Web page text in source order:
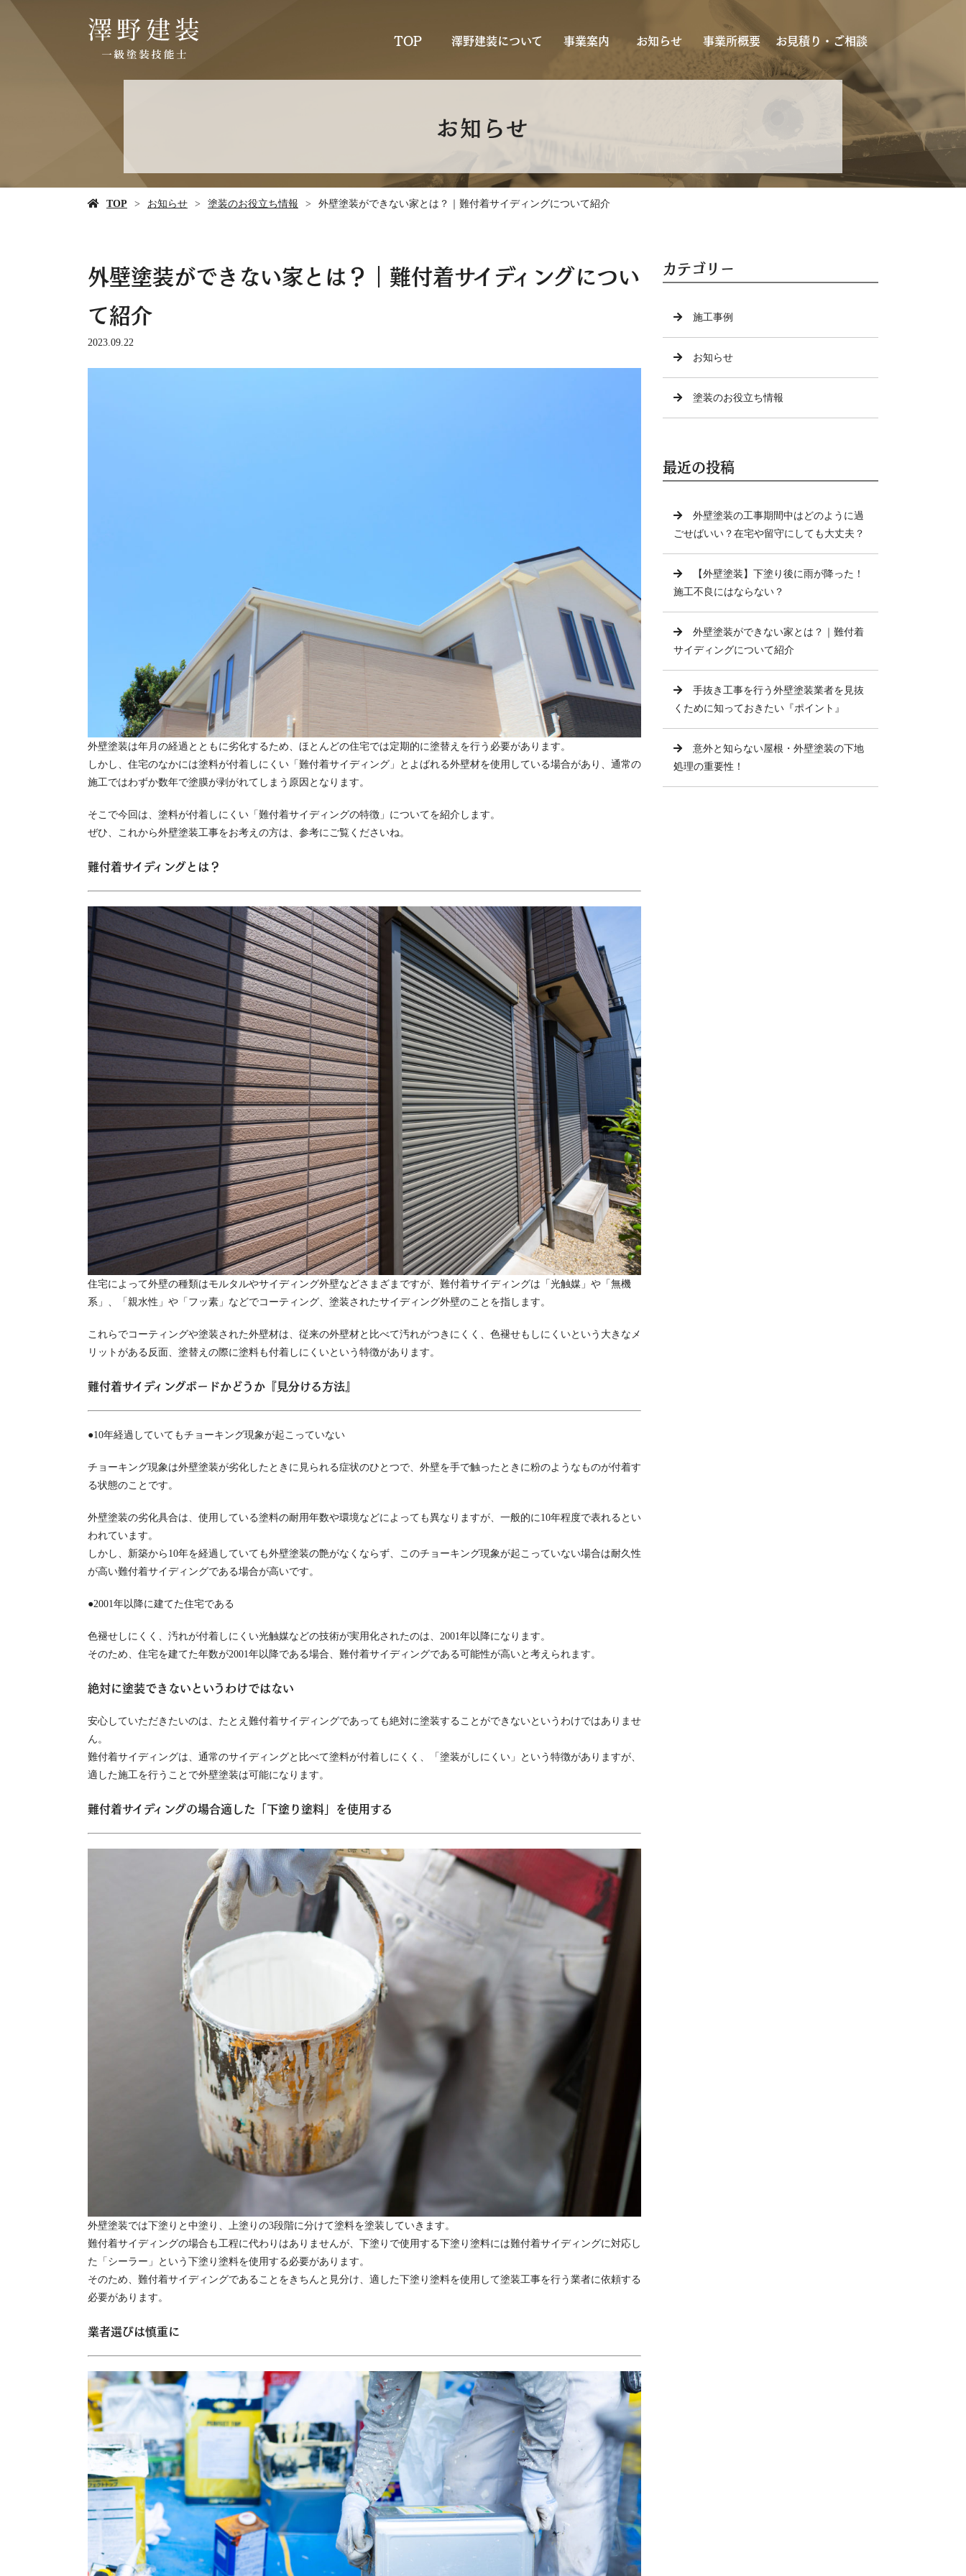
TOP 澤野建装について 事業案内 お知らせ 事業所概要 お見積り・ご相談
お知らせ
TOP お知らせ 塗装のお役立ち情報 外壁塗装ができない家とは？｜難付着サイディングについて紹介
外壁塗装ができない家とは？｜難付着サイディングについ
て紹介
2023.09.22
外壁塗装は年月の経過とともに劣化するため、ほとんどの住宅では定期的に塗替えを行う必要があります。
しかし、住宅のなかには塗料が付着しにくい「難付着サイディング」とよばれる外壁材を使用している場合があり、通常の
施工ではわずか数年で塗膜が剥がれてしまう原因となります。
そこで今回は、塗料が付着しにくい「難付着サイディングの特徴」についてを紹介します。
ぜひ、これから外壁塗装工事をお考えの方は、参考にご覧くださいね。
難付着サイディングとは？
住宅によって外壁の種類はモルタルやサイディング外壁などさまざまですが、難付着サイディングは「光触媒」や「無機
系」、「親水性」や「フッ素」などでコーティング、塗装されたサイディング外壁のことを指します。
これらでコーティングや塗装された外壁材は、従来の外壁材と比べて汚れがつきにくく、色褪せもしにくいという大きなメ
リットがある反面、塗替えの際に塗料も付着しにくいという特徴があります。
難付着サイディングボードかどうか『見分ける方法』
●10年経過していてもチョーキング現象が起こっていない
チョーキング現象は外壁塗装が劣化したときに見られる症状のひとつで、外壁を手で触ったときに粉のようなものが付着す
る状態のことです。
外壁塗装の劣化具合は、使用している塗料の耐用年数や環境などによっても異なりますが、一般的に10年程度で表れるとい
われています。
しかし、新築から10年を経過していても外壁塗装の艶がなくならず、このチョーキング現象が起こっていない場合は耐久性
が高い難付着サイディングである場合が高いです。
●2001年以降に建てた住宅である
色褪せしにくく、汚れが付着しにくい光触媒などの技術が実用化されたのは、2001年以降になります。
そのため、住宅を建てた年数が2001年以降である場合、難付着サイディングである可能性が高いと考えられます。
絶対に塗装できないというわけではない
安心していただきたいのは、たとえ難付着サイディングであっても絶対に塗装することができないというわけではありませ
ん。
難付着サイディングは、通常のサイディングと比べて塗料が付着しにくく、「塗装がしにくい」という特徴がありますが、
適した施工を行うことで外壁塗装は可能になります。
難付着サイディングの場合適した「下塗り塗料」を使用する
外壁塗装では下塗りと中塗り、上塗りの3段階に分けて塗料を塗装していきます。
難付着サイディングの場合も工程に代わりはありませんが、下塗りで使用する下塗り塗料には難付着サイディングに対応し
た「シーラー」という下塗り塗料を使用する必要があります。
そのため、難付着サイディングであることをきちんと見分け、適した下塗り塗料を使用して塗装工事を行う業者に依頼する
必要があります。
業者選びは慎重に
カテゴリー
施工事例
お知らせ
塗装のお役立ち情報
最近の投稿
外壁塗装の工事期間中はどのように過
ごせばいい？在宅や留守にしても大丈夫？
【外壁塗装】下塗り後に雨が降った！
施工不良にはならない？
外壁塗装ができない家とは？｜難付着
サイディングについて紹介
手抜き工事を行う外壁塗装業者を見抜
くために知っておきたい『ポイント』
意外と知らない屋根・外壁塗装の下地
処理の重要性！